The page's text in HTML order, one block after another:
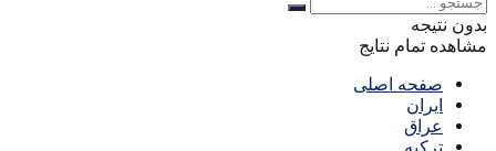
بدون نتیجه
مشاهده تمام نتایج
صفحه اصلی
ایران
عراق